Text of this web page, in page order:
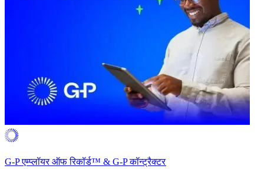
G-P एम्प्लॉयर ऑफ रिकॉर्ड™ & G-P कॉन्ट्रैक्टर​​